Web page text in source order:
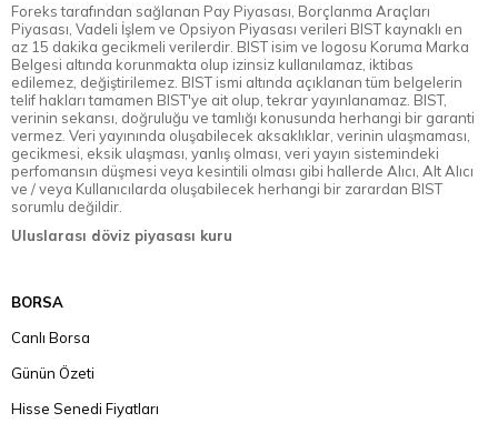
Foreks tarafından sağlanan Pay Piyasası, Borçlanma Araçları
Piyasası, Vadeli İşlem ve Opsiyon Piyasası verileri BIST kaynaklı en
az 15 dakika gecikmeli verilerdir. BIST isim ve logosu Koruma Marka
Belgesi altında korunmakta olup izinsiz kullanılamaz, iktibas
edilemez, değiştirilemez. BIST ismi altında açıklanan tüm belgelerin
telif hakları tamamen BIST'ye ait olup, tekrar yayınlanamaz. BIST,
verinin sekansı, doğruluğu ve tamlığı konusunda herhangi bir garanti
vermez. Veri yayınında oluşabilecek aksaklıklar, verinin ulaşmaması,
gecikmesi, eksik ulaşması, yanlış olması, veri yayın sistemindeki
perfomansın düşmesi veya kesintili olması gibi hallerde Alıcı, Alt Alıcı
ve / veya Kullanıcılarda oluşabilecek herhangi bir zarardan BIST
sorumlu değildir.
Uluslarası döviz piyasası kuru
BORSA
Canlı Borsa
Günün Özeti
Hisse Senedi Fiyatları